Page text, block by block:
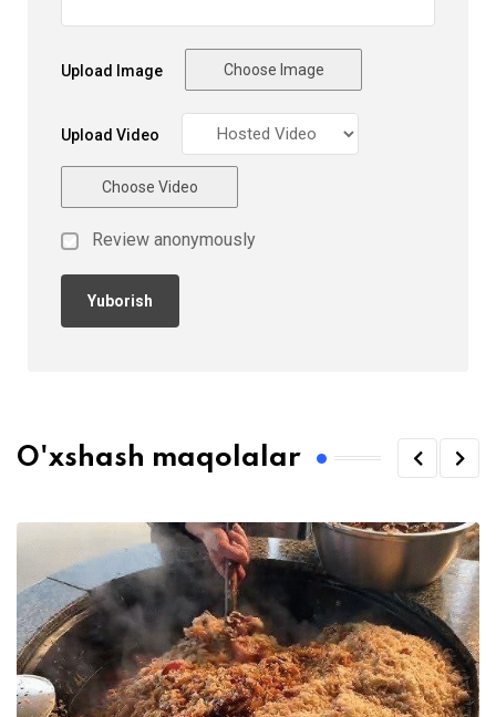
Upload Image Choose Image
Upload Video
Choose Video
Review anonymously
O'xshash maqolalar